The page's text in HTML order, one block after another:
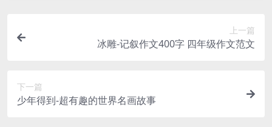
│ │ ├─ 07.Pen.mp4 [57.38MB]
│ │ ├─ 10.Hen.mp4 [54.55MB]
│ │ ├─ 11.Bop.mp4 [75.24MB]
上一篇
冰雕-记叙作文400字 四年级作文范文
下一篇
少年得到-超有趣的世界名画故事